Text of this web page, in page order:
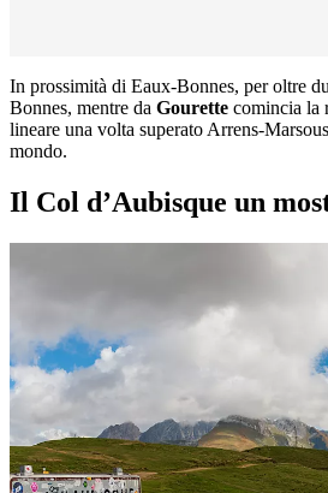
In prossimità di Eaux-Bonnes, per oltre
Bonnes, mentre da Gourette comincia la
lineare una volta superato Arrens-
mondo.
Il Col d’Aubisque un